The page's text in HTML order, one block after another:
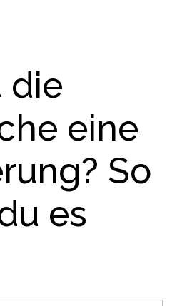
die
eine
So
es